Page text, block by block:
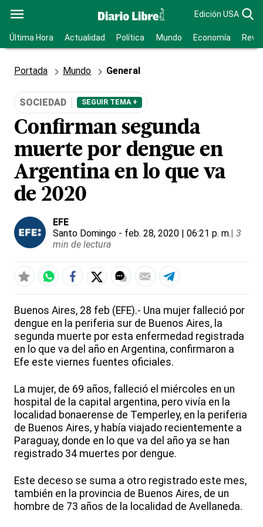
Edición USA
Última Hora Actualidad Política Mundo Economía
Portada Mundo General
SOCIEDAD SEGUIR TEMA +
Confirman segunda
muerte por dengue en
Argentina en lo que va
de 2020
EFE
Santo Domingo - feb. 28, 2020 | 06:21 p. m.| 3
min de lectura
Buenos Aires, 28 feb (EFE).- Una mujer falleció por
dengue en la periferia sur de Buenos Aires, la
segunda muerte por esta enfermedad registrada
en lo que va del año en Argentina, confirmaron a
Efe este viernes fuentes oficiales.
La mujer, de 69 años, falleció el miércoles en un
hospital de la capital argentina, pero vivía en la
localidad bonaerense de Temperley, en la periferia
de Buenos Aires, y había viajado recientemente a
Paraguay, donde en lo que va del año ya se han
registrado 34 muertes por dengue.
Este deceso se suma a otro registrado este mes,
también en la provincia de Buenos Aires, de un
hombre de 73 años de la localidad de Avellaneda.